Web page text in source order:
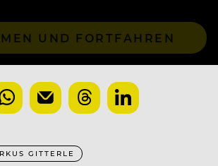
UND FORTFAHREN
GITTERLE